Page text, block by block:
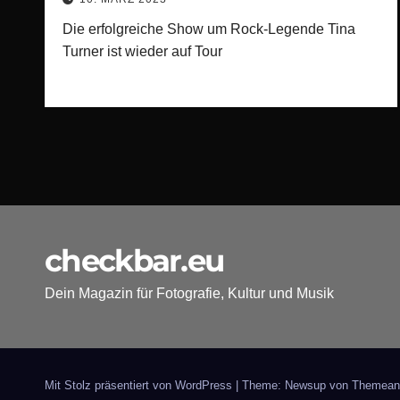
Die erfolgreiche Show um Rock-Legende Tina
Turner ist wieder auf Tour
checkbar.eu
Dein Magazin für Fotografie, Kultur und Musik
Mit Stolz präsentiert von WordPress Theme: Newsup von